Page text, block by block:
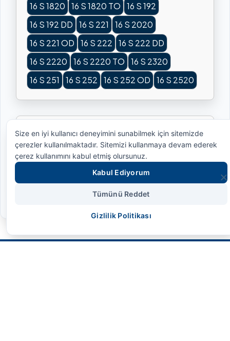
16 S 1820
16 S 1820 TO
16 S 192
16 S 192 DD
16 S 221
16 S 2020
16 S 221 OD
16 S 222
16 S 222 DD
16 S 2220
16 S 2220 TO
16 S 2320
16 S 251
16 S 252 16 S 252 OD 16 S 2520
Kullanılan Araçlar
BMC FORD MAN RENAULT
Size en iyi kullanıcı deneyimini sunabilmek için sitemizde
çerezler kullanılmaktadır. Sitemizi kullanmaya devam ederek
çerez kullanımını kabul etmiş olursunuz.
Kabul Ediyorum
Tümünü Reddet
Gizlilik Politikası